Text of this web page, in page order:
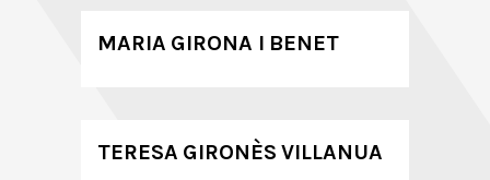
MARIA GIRONA I BENET
TERESA GIRONÈS VILLANUA